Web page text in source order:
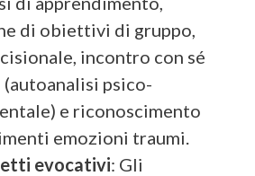
di obiettivi di gruppo,
incontro con sé
(autoanalisi psico-
e riconoscimento
emozioni traumi.
evocativi: Gli